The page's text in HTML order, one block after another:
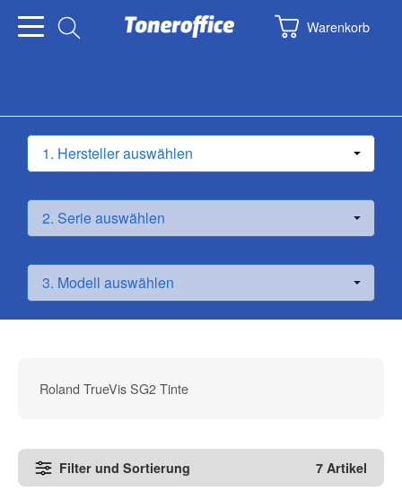
Warenkorb
Roland TrueVis SG2 Tinte
Filter und Sortierung 7 Artikel